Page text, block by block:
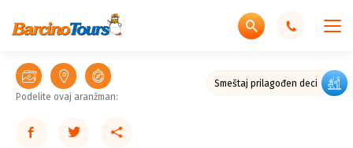
Smeštaj prilagođen deci
Podelite ovaj aranžman: